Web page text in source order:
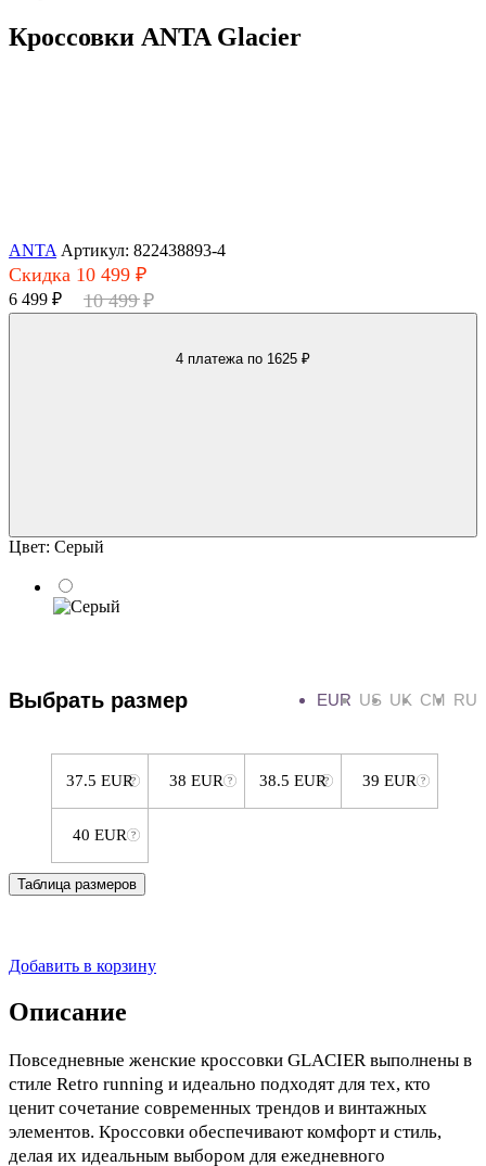
Кроссовки ANTA Glacier
ANTA Артикул: 822438893-4
Скидка 10 499 ₽
6 499 ₽ 10 499 ₽
4 платежа по 1625 ₽
Цвет: Серый
Выбрать размер EUR US UK CM RU
37.5 EUR 38 EUR 38.5 EUR 39 EUR
40 EUR
Таблица размеров
Добавить в корзину
Описание
Повседневные женские кроссовки GLACIER выполнены в
стиле Retro running и идеально подходят для тех, кто
ценит сочетание современных трендов и винтажных
элементов. Кроссовки обеспечивают комфорт и стиль,
делая их идеальным выбором для ежедневного